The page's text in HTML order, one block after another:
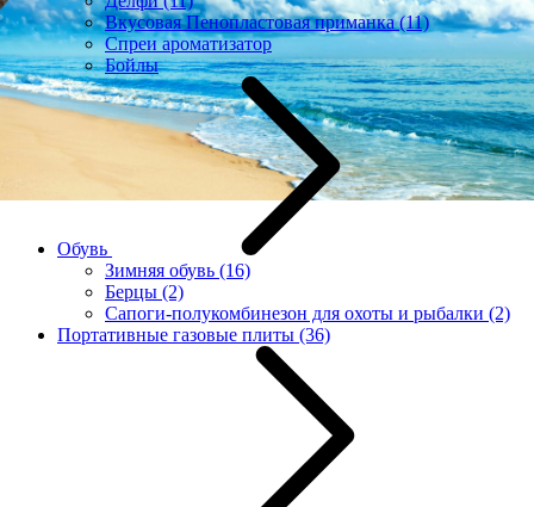
Вкусовая Пенопластовая приманка(11)
Спреи ароматизатор
Бойлы
Обувь
Зимняя обувь (16)
Берцы (2)
Сапоги-полукомбинезон для охоты и рыбалки (2)
Портативные газовые плиты (36)